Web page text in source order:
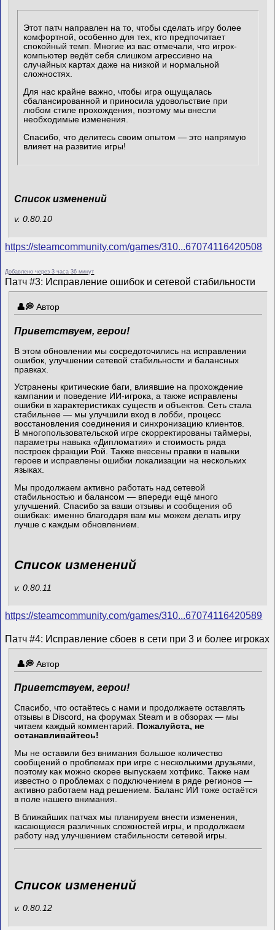
Этот патч направлен на то, чтобы сделать игру более
комфортной, особенно для тех, кто предпочитает
спокойный темп. Многие из вас отмечали, что игрок-
компьютер ведёт себя слишком агрессивно на
случайных картах даже на низкой и нормальной
сложностях.
Для нас крайне важно, чтобы игра ощущалась
сбалансированной и приносила удовольствие при
любом стиле прохождения, поэтому мы внесли
необходимые изменения.
Спасибо, что делитесь своим опытом — это напрямую
влияет на развитие игры!
Список изменений
v. 0.80.10
https://steamcommunity.com/games/310...67074116420508
Добавлено через 3 часа 36 минут
Патч #3: Исправление ошибок и сетевой стабильности
Автор
Приветствуем, герои!
В этом обновлении мы сосредоточились на исправлении
ошибок, улучшении сетевой стабильности и балансных
правках.
Устранены критические баги, влиявшие на прохождение
кампании и поведение ИИ-игрока, а также исправлены
ошибки в характеристиках существ и объектов. Сеть стала
стабильнее — мы улучшили вход в лобби, процесс
восстановления соединения и синхронизацию клиентов.
В многопользовательской игре скорректированы таймеры,
параметры навыка «Дипломатия» и стоимость ряда
построек фракции Рой. Также внесены правки в навыки
героев и исправлены ошибки локализации на нескольких
языках.
Мы продолжаем активно работать над сетевой
стабильностью и балансом — впереди ещё много
улучшений. Спасибо за ваши отзывы и сообщения об
ошибках: именно благодаря вам мы можем делать игру
лучше с каждым обновлением.
Список изменений
v. 0.80.11
https://steamcommunity.com/games/310...67074116420589
Патч #4: Исправление сбоев в сети при 3 и более игроках
Автор
Приветствуем, герои!
Спасибо, что остаётесь с нами и продолжаете оставлять
отзывы в Discord, на форумах Steam и в обзорах — мы
читаем каждый комментарий. Пожалуйста, не
останавливайтесь!
Мы не оставили без внимания большое количество
сообщений о проблемах при игре с несколькими друзьями,
поэтому как можно скорее выпускаем хотфикс. Также нам
известно о проблемах с подключением в ряде регионов —
активно работаем над решением. Баланс ИИ тоже остаётся
в поле нашего внимания.
В ближайших патчах мы планируем внести изменения,
касающиеся различных сложностей игры, и продолжаем
работу над улучшением стабильности сетевой игры.
Список изменений
v. 0.80.12